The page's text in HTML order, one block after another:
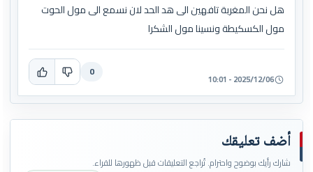
هل نحن المغربة تافهين الى هد الحد لان نسمع الى مول الحوت
مول الكسكيطة ونسينا مول الشكرا
2025/12/06 - 10:01
0
أضف تعليقك
شارك رأيك بوضوح واحترام. تُراجع التعليقات قبل ظهورها للقراء.